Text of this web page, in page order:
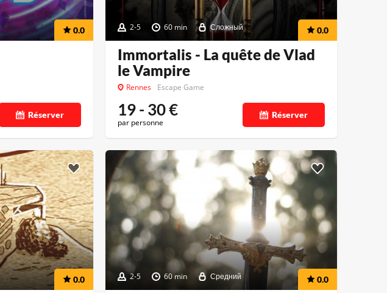
0.0
Réserver
2-5 60 min Сложный 0.0
Immortalis - La quête de Vlad
le Vampire
Rennes Escape Game
19 - 30€
par personne
Réserver
0.0 2-5 60 min Средний 0.0